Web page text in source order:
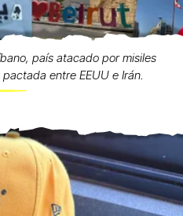
país atacado por misiles
entre EEUU e Irán.